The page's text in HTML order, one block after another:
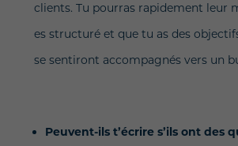
clients. Tu pourras rapidement leur
es structuré et que tu as des
se sentiront accompagnés vers un
Peuvent-ils t’écrire s’ils ont des